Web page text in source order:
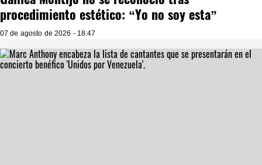
procedimiento estético: “Yo no soy esta”
07 de agosto de 2026 - 18:47